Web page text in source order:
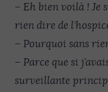
– Eh bien voilà ! Je
rien dire de
– Pourquoi sans
– Parce que si
surveillante